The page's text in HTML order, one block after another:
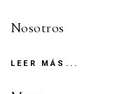
Nosotros
LEER MÁS...